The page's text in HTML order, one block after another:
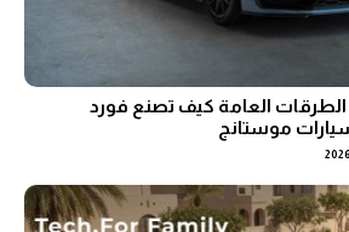
العامة كيف تصنع فورد